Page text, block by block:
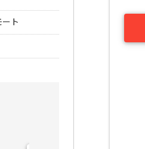
ト